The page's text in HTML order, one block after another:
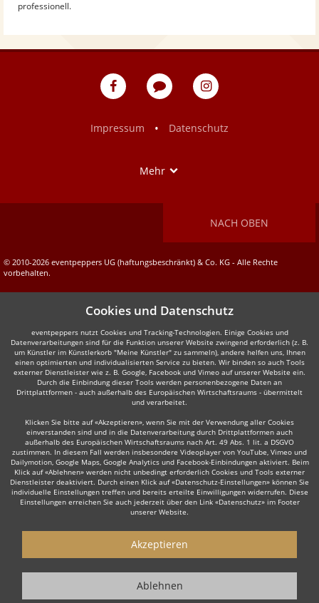
professionell.
eventpeppers
Blog
eventpeppers
Impressum
• Datenschutz
Mehr
NACH OBEN
© 2010-2026 eventpeppers UG (haftungsbeschränkt) & Co. KG - Alle Rechte
vorbehalten.
Cookies und Datenschutz
eventpeppers nutzt Cookies und Tracking-Technologien. Einige Cookies und
Datenverarbeitungen sind für die Funktion unserer Website zwingend erforderlich (z. B.
um Künstler im Künstlerkorb "Meine Künstler" zu sammeln), andere helfen uns, Ihnen
einen optimierten und individualisierten Service zu bieten. Wir binden so auch Tools
externer Dienstleister wie z. B. Google, Facebook und Vimeo auf unserer Website ein.
Durch die Einbindung dieser Tools werden personenbezogene Daten an
Drittplattformen - auch außerhalb des Europäischen Wirtschaftsraums - übermittelt
und verarbeitet.
Klicken Sie bitte auf «Akzeptieren», wenn Sie mit der Verwendung aller Cookies
einverstanden sind und in die Datenverarbeitung durch Drittplattformen auch
außerhalb des Europäischen Wirtschaftsraums nach Art. 49 Abs. 1 lit. a DSGVO
zustimmen. In diesem Fall werden insbesondere Videoplayer von YouTube, Vimeo und
Dailymotion, Google Maps, Google Analytics und Facebook-Einbindungen aktiviert. Beim
Klick auf «Ablehnen» werden nicht unbedingt erforderlich Cookies und Tools externer
Dienstleister deaktiviert. Durch einen Klick auf «Datenschutz-Einstellungen» können Sie
individuelle Einstellungen treffen und bereits erteilte Einwilligungen widerrufen. Diese
Einstellungen erreichen Sie auch jederzeit über den Link «Datenschutz» im Footer
unserer Website.
Akzeptieren
Ablehnen